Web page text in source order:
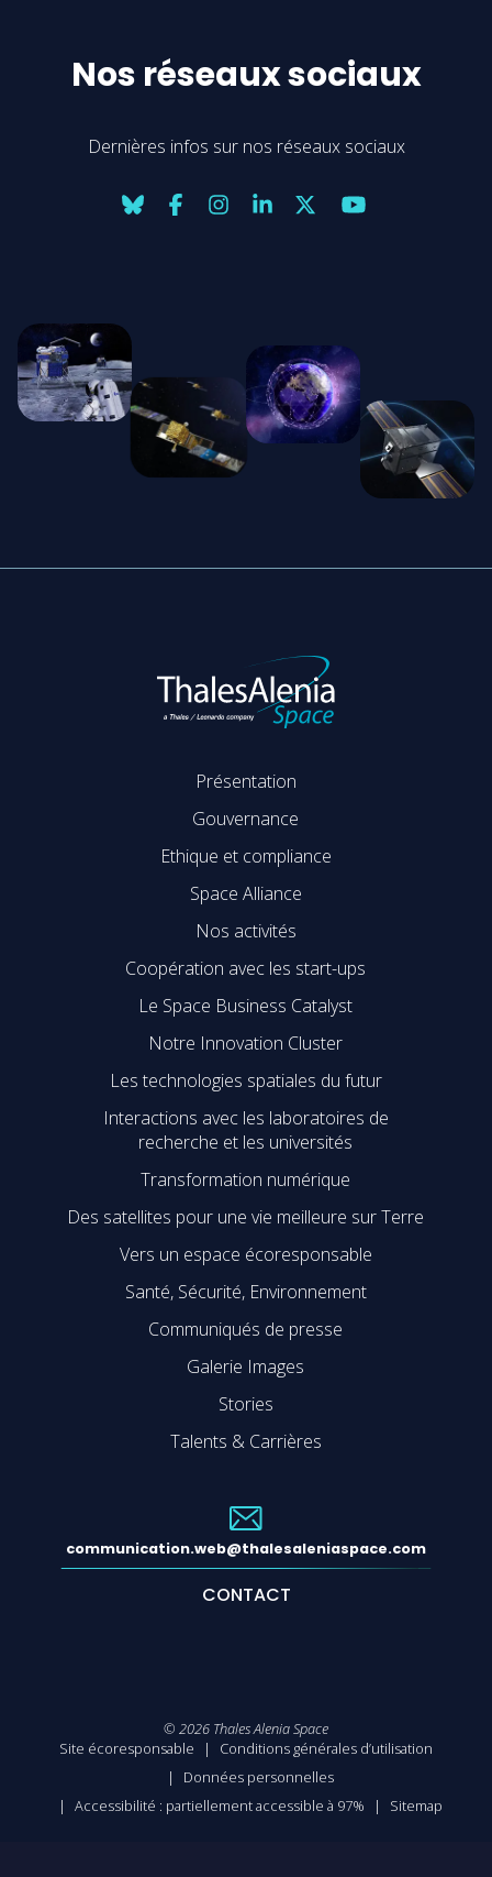
Nos réseaux sociaux
Dernières infos sur nos réseaux sociaux
Présentation
Gouvernance
Ethique et compliance
Space Alliance
Nos activités
Coopération avec les start-ups
Le Space Business Catalyst
Notre Innovation Cluster
Les technologies spatiales du futur
Interactions avec les laboratoires de
recherche et les universités
Transformation numérique
Des satellites pour une vie meilleure sur Terre
Vers un espace écoresponsable
Santé, Sécurité, Environnement
Communiqués de presse
Galerie Images
Stories
Talents & Carrières
communication.web@thalesaleniaspace.com
CONTACT
© 2026 Thales Alenia Space
Site écoresponsable
Conditions générales d’utilisation
Données personnelles
Accessibilité : partiellement accessible à 97%
Sitemap